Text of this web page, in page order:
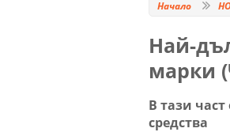
Начало
Най-
марки
В тази
средства